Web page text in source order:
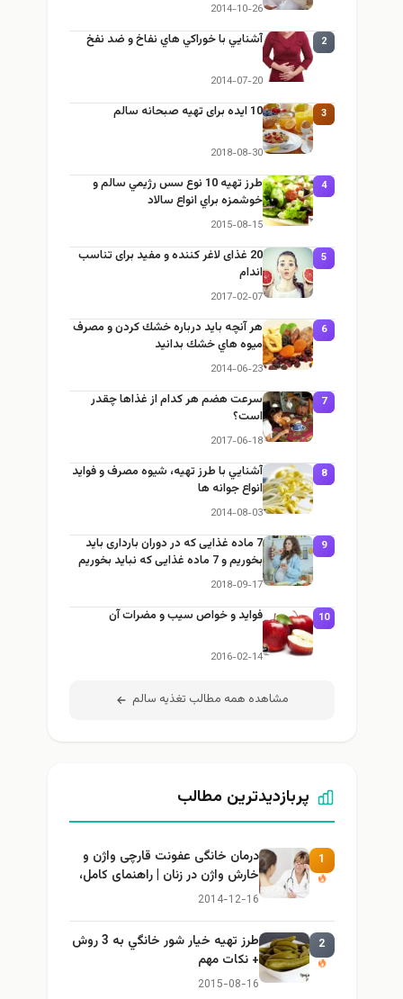
2014-10-26
2 آشنايي با خوراكي هاي نفاخ و ضد نفخ
2014-07-20
3 10 ایده برای تهیه صبحانه سالم
2018-08-30
4
طرز تهيه 10 نوع سس رژيمي سالم و
خوشمزه براي انواع سالاد
2015-08-15
5
20 غذای لاغر کننده و مفید برای تناسب
اندام
2017-02-07
6
هر آنچه بايد درباره خشك كردن و مصرف
ميوه هاي خشك بدانيد
2014-06-23
7
سرعت هضم هر کدام از غذاها چقدر
است؟
2017-06-18
8
آشنايي با طرز تهيه، شيوه مصرف و فوايد
انواع جوانه ها
2014-08-03
9
7 ماده غذایی که در دوران بارداری باید
بخوریم و 7 ماده غذایی که نباید بخوریم
2018-09-17
10 فواید و خواص سیب و مضرات آن
2016-02-14
مشاهده همه مطالب تغذيه سالم
پربازدیدترین مطالب
1
درمان خانگی عفونت قارچی واژن و
خارش واژن در زنان | راهنمای کامل،
ایمن و کاربردی
2014-12-16
2
طرز تهيه خیار شور خانگي به 3 روش
+ نكات مهم
2015-08-16